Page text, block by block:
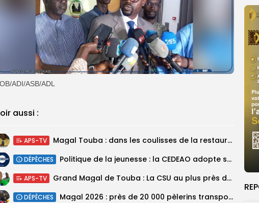
ADI/ASB/ADL
aussi :
APS-TV Magal Touba : dans les coulisses de la restauration de la presse...
DÉPÊCHES Politique de la jeunesse : la CEDEAO adopte son plan d’actions stratégiques...
APS-TV Grand Magal de Touba : La CSU au plus près des pèlerins
DÉPÊCHES Magal 2026 : près de 20 000 pèlerins transportés vers Touba en...